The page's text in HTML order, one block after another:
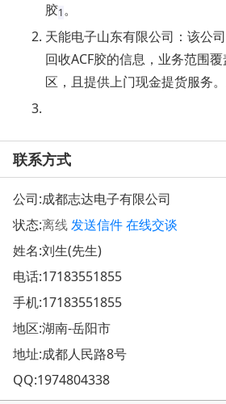
胶‌1。
天能电子山东有限公司 ：该公
回收ACF胶的信息，业务范围
区，且提供上门现金提货服务
联系方式
公司:成都志达电子有限公司
状态:离线发送信件在线交谈
姓名:刘生(先生)
电话:17183551855
手机:17183551855
地区:湖南-岳阳市
地址:成都人民路8号
QQ:1974804338